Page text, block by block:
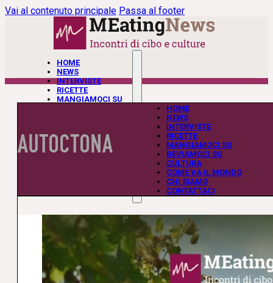
Vai al contenuto principale Passa al footer
HOME
NEWS
INTERVISTE
RICETTE
MANGIAMOCI SU
CHI SIAMO
CONTATTACI
HOME
NEWS
INTERVISTE
RICETTE
MANGIAMOCI SU
BEVIAMOCI SU
CULTURA
COME VA IL MONDO
CHI SIAMO
CONTATTACI
AUTOCTONA